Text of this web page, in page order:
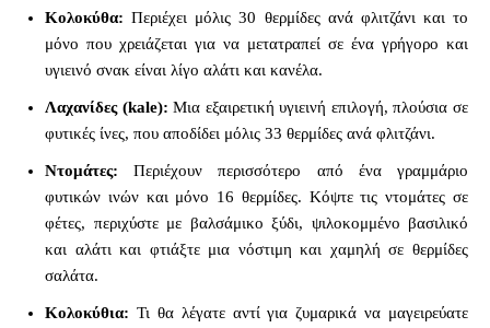
Κολοκύθα:Περιέχει μόλις 30 θερμίδες ανά φλιτζάνι και το
μόνο που χρειάζεται για να μετατραπεί σε ένα γρήγορο και
υγιεινό σνακ είναι λίγο αλάτι και κανέλα.
Λαχανίδες (kale): Μια εξαιρετική υγιεινή επιλογή, πλούσια σε
φυτικές ίνες, που αποδίδει μόλις 33 θερμίδες ανά φλιτζάνι.
Ντομάτες:Περιέχουν
περισσότερο από ένα γραμμάριο
φυτικών ινών και μόνο 16 θερμίδες. Κόψτε τις ντομάτες σε
φέτες, περιχύστε με βαλσάμικο ξύδι, ψιλοκομμένο βασιλικό
και αλάτι και φτιάξτε μια νόστιμη και χαμηλή σε θερμίδες
σαλάτα.
Κολοκύθια: Τι θα λέγατε αντί για ζυμαρικά να μαγειρεύατε